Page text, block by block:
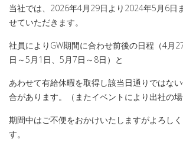
当社では、2026年4月29日より2024年5月6日
せていただきます。
社員によりGW期間に合わせ前後の日程（4月
日～5月1日、5月7日～8日）と
あわせて有給休暇を取得し該当日通りではな
合があります。（またイベントにより出社の場
期間中はご不便をおかけいたしますがよろし
す。